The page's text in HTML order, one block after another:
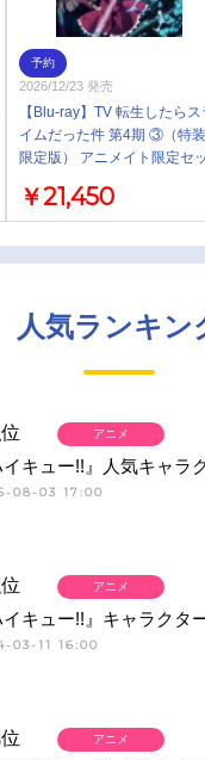
予約
2026/12/23 発売
【Blu-ray】TV 転生したらス
イムだった件 第4期 ③（特装
限定版） アニメイト限定セッ
￥21,450
人気ランキン
位
イキュー!!』人気キャラ
08-03 17:00
アニメ
位
イキュー!!』キャラクタ
03-11 16:00
アニメ
位
アニメ